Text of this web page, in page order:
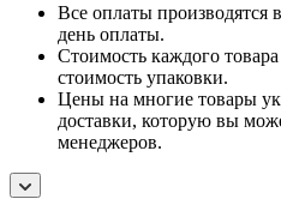
Все оплаты
день оплаты.
Стоимость каждого
стоимость упаковки.
Цены на многие товары
доставки, которую вы
менеджеров.